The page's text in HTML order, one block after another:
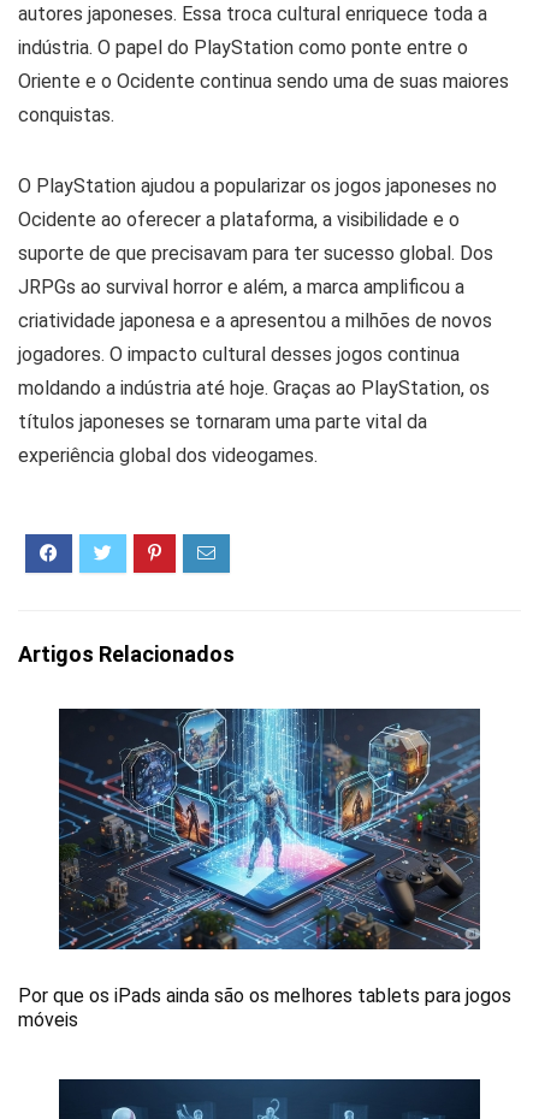
autores japoneses. Essa troca cultural enriquece toda a
indústria. O papel do PlayStation como ponte entre o
Oriente e o Ocidente continua sendo uma de suas maiores
conquistas.
O PlayStation ajudou a popularizar os jogos japoneses no
Ocidente ao oferecer a plataforma, a visibilidade e o
suporte de que precisavam para ter sucesso global. Dos
JRPGs ao survival horror e além, a marca amplificou a
criatividade japonesa e a apresentou a milhões de novos
jogadores. O impacto cultural desses jogos continua
moldando a indústria até hoje. Graças ao PlayStation, os
títulos japoneses se tornaram uma parte vital da
experiência global dos videogames.
Artigos Relacionados
Por que os iPads ainda são os melhores tablets para jogos
móveis